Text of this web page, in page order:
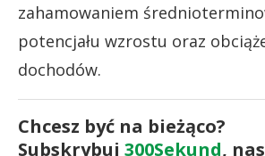
zahamowaniem
potencjału wzrostu oraz
dochodów.
Chcesz być na bieżąco?
Subskrybuj 300Sekund,